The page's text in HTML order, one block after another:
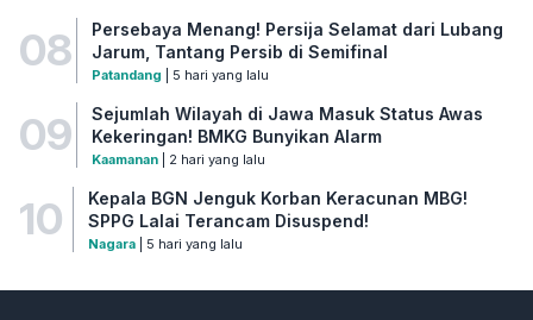
08
Persebaya Menang! Persija Selamat dari Lubang
Jarum, Tantang Persib di Semifinal
Patandang | 5 hari yang lalu
09
Sejumlah Wilayah di Jawa Masuk Status Awas
Kekeringan! BMKG Bunyikan Alarm
Kaamanan| 2 hari yang lalu
10
Kepala BGN Jenguk Korban Keracunan MBG!
SPPG Lalai Terancam Disuspend!
Nagara| 5 hari yang lalu